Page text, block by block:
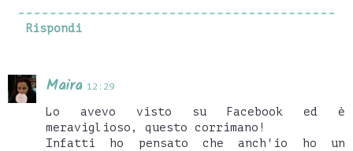
Rispondi
Maira 12:29
Lo avevo visto su Facebook ed è
meraviglioso, questo corrimano!
Infatti ho pensato che anch'io ho un